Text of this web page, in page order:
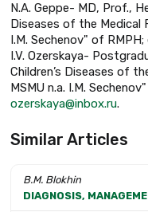
N.A. Geppe- MD, Prof.,
Diseases of the Medical
I.M. Sechenov" of RMPH;
I.V. Ozerskaya-
Children’s Diseases of
MSMU n.a. I.M.
ozerskaya@inbox.ru.
Similar Articles
B.M. Blokhin
DIAGNOSIS,